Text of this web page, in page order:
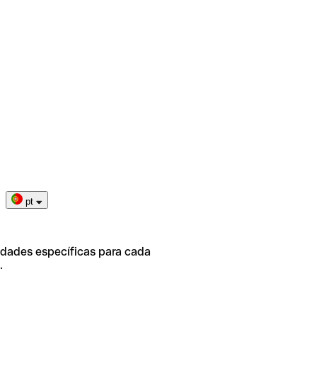
pt
específicas para cada